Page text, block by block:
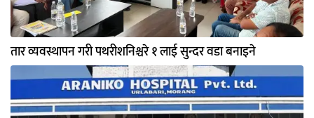
तार व्यवस्थापन गरी पथरीशनिश्चरे १ लाई सुन्दर वडा बनाइने